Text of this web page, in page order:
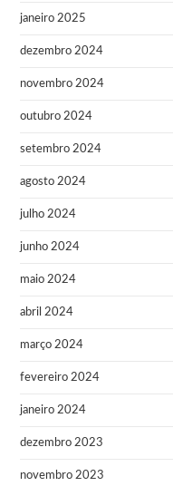
janeiro 2025
dezembro 2024
novembro 2024
outubro 2024
setembro 2024
agosto 2024
julho 2024
junho 2024
maio 2024
abril 2024
março 2024
fevereiro 2024
janeiro 2024
dezembro 2023
novembro 2023